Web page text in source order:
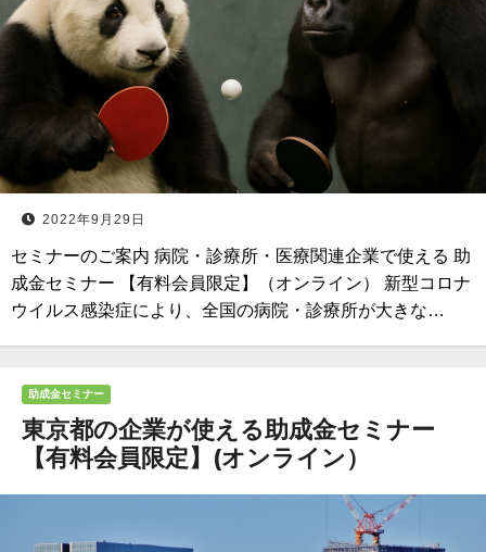
2022年9月29日
セミナーのご案内 病院・診療所・医療関連企業で使える 助
成金セミナー 【有料会員限定】（オンライン） 新型コロナ
ウイルス感染症により、全国の病院・診療所が大きな…
助成金セミナー
東京都の企業が使える助成金セミナー
【有料会員限定】(オンライン）